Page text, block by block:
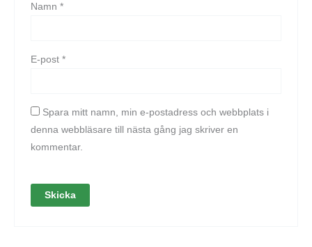
Namn *
E-post *
Spara mitt namn, min e-postadress och webbplats i
denna webbläsare till nästa gång jag skriver en
kommentar.